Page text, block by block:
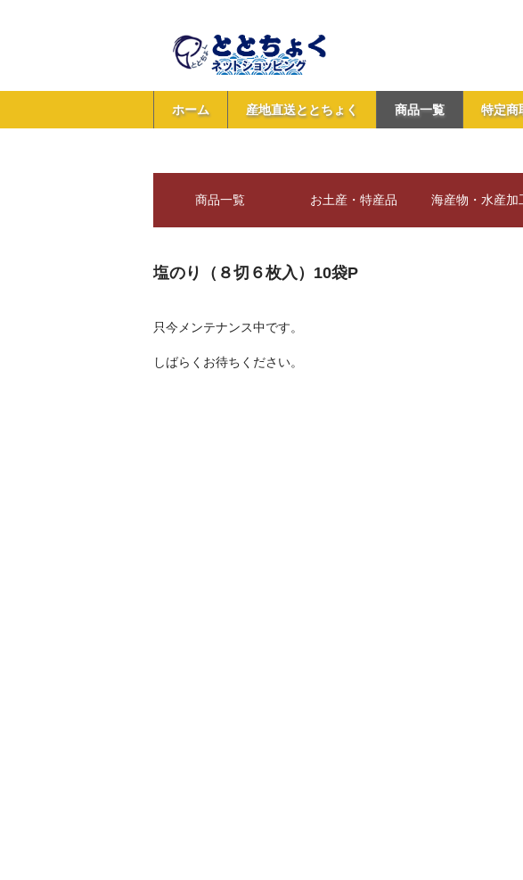
ホーム 産地直送ととちょく 商品一覧 特定商
商品一覧 お土産・特産品 海産物・水産加
塩のり（８切６枚入）10袋P
只今メンテナンス中です。
しばらくお待ちください。